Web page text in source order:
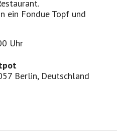
ein Fondue Topf und
Uhr
Berlin, Deutschland